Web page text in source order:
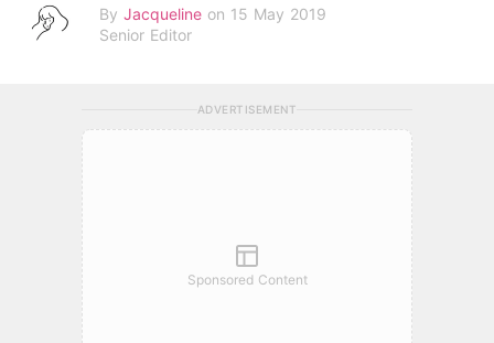
By Jacqueline on 15 May 2019
Senior Editor
ADVERTISEMENT
Sponsored Content